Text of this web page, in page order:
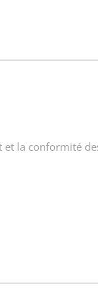
et la conformité